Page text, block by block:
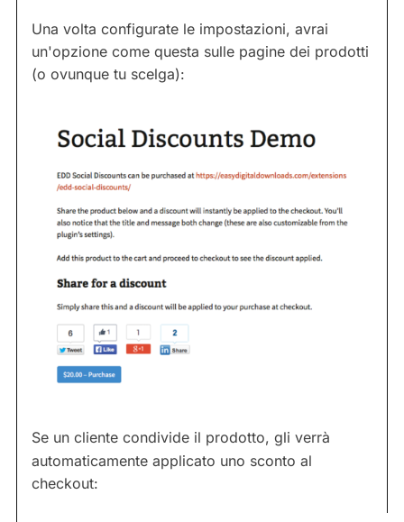
Una volta configurate le impostazioni, avrai
un'opzione come questa sulle pagine dei prodotti
(o ovunque tu scelga):
Se un cliente condivide il prodotto, gli verrà
automaticamente applicato uno sconto al
checkout: